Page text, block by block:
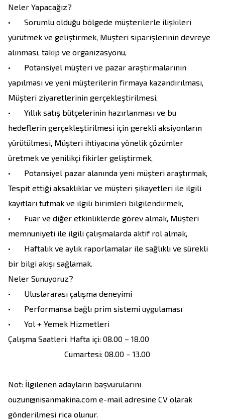
Neler Yapacağız?
•	Sorumlu olduğu bölgede müşterilerle ilişkileri
yürütmek ve geliştirmek, Müşteri siparişlerinin devreye
alınması, takip ve organizasyonu,
•	Potansiyel müşteri ve pazar araştırmalarının
yapılması ve yeni müşterilerin firmaya kazandırılması,
Müşteri ziyaretlerinin gerçekleştirilmesi,
•	Yıllık satış bütçelerinin hazırlanması ve bu
hedeflerin gerçekleştirilmesi için gerekli aksiyonların
yürütülmesi, Müşteri ihtiyacına yönelik çözümler
üretmek ve yenilikçi fikirler geliştirmek,
•	Potansiyel pazar alanında yeni müşteri araştırmak,
Tespit ettiği aksaklıklar ve müşteri şikayetleri ile ilgili
kayıtları tutmak ve ilgili birimleri bilgilendirmek,
•	Fuar ve diğer etkinliklerde görev almak, Müşteri
memnuniyeti ile ilgili çalışmalarda aktif rol almak,
•	Haftalık ve aylık raporlamalar ile sağlıklı ve sürekli
bir bilgi akışı sağlamak.
Neler Sunuyoruz?
•	Uluslararası çalışma deneyimi
•	Performansa bağlı prim sistemi uygulaması
•	Yol + Yemek Hizmetleri
Çalışma Saatleri: Hafta içi: 08.00 – 18.00
Not: İlgilenen adayların başvurularını
ouzun@nisanmakina.com e-mail adresine CV olarak
gönderilmesi rica olunur.